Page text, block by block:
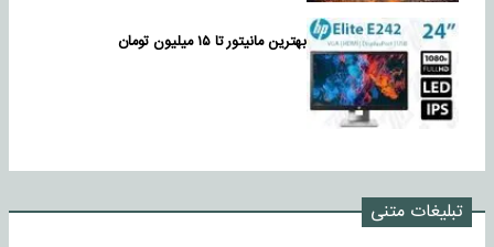
بهترین مانیتور تا ۱۵ میلیون تومان
تبلیغات متنی